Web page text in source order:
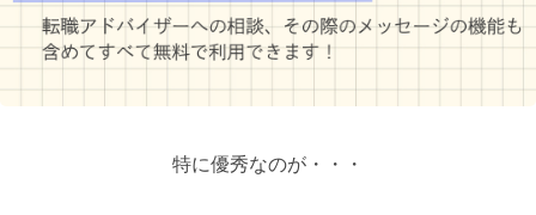
特に優秀なのが・・・